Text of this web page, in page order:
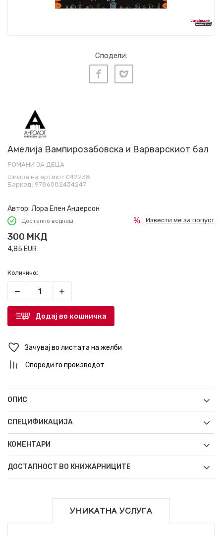
Сподели:
Амелија Вампирозабовска и Варварскиот бал
РОМАНИ ЗА ДЕЦА
Шифра на артикл: 042238
Баркод: 9786082434247
Автор: Лора Елен Андерсон
Достапно веднаш
300 МКД
4,85 EUR
Извести ме за попуст
Количина:
Додај во кошничка
Зачувај во листата на желби
Спореди го производот
ОПИС
СПЕЦИФИКАЦИЈА
КОМЕНТАРИ
ДОСТАПНОСТ ВО КНИЖАРНИЦИТЕ
УНИКАТНА УСЛУГА